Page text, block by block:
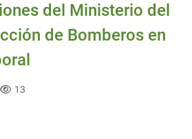
del Ministerio del
de Bomberos en
13